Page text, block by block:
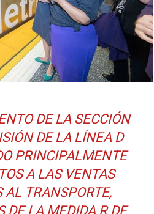
DE LA SECCIÓN
DE LA LÍNEA D
PRINCIPALMENTE
A LAS VENTAS
AL TRANSPORTE,
DE LA MEDIDA R DE